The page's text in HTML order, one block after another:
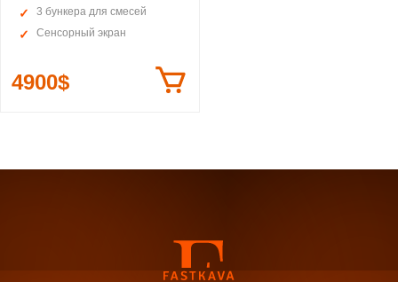
3 бункера для смесей
Сенсорный экран
4900$